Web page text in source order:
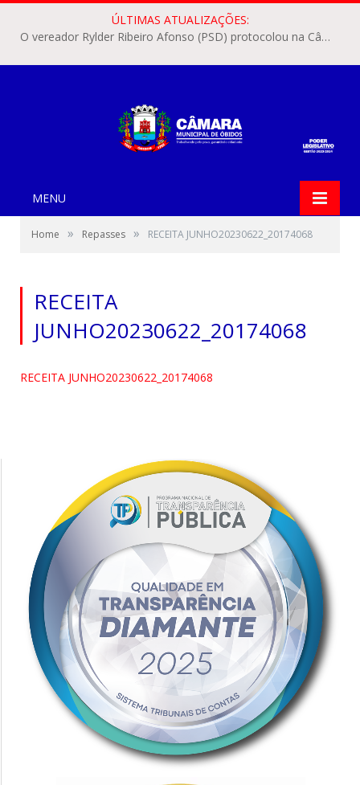
ÚLTIMAS ATUALIZAÇÕES:
O vereador Rylder Ribeiro Afonso (PSD) protocolou na Câmara Municipal de Óbidos o Requerimento nº 346/2026.
MENU
Home » Repasses » RECEITA JUNHO20230622_20174068
RECEITA
JUNHO20230622_20174068
RECEITA JUNHO20230622_20174068